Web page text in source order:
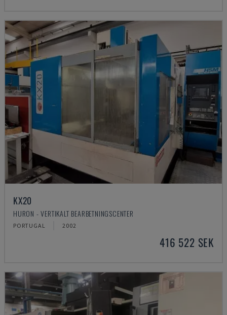
KX20
HURON - VERTIKALT BEARBETNINGSCENTER
PORTUGAL 2002
416 522 SEK